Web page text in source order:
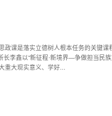
课是落实立德树人根本任务的关键课
李鑫以“新征程·新境界—争做担当民
重大现实意义、学好...